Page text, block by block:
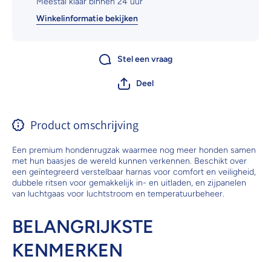
Winkelinformatie bekijken
Stel een vraag
Deel
Product omschrijving
Een premium hondenrugzak waarmee nog meer honden samen
met hun baasjes de wereld kunnen verkennen. Beschikt over
een geïntegreerd verstelbaar harnas voor comfort en veiligheid,
dubbele ritsen voor gemakkelijk in- en uitladen, en zijpanelen
van luchtgaas voor luchtstroom en temperatuurbeheer.
BELANGRIJKSTE
KENMERKEN